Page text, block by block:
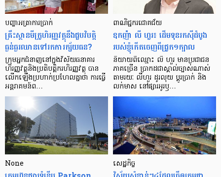
បញ្ហា​អត្រា​ការប្រាក់
គ្រឹះស្ថាន​មីក្រូ​ហិរញ្ញវត្ថុ​នឹង​ជួប​វិបត្តិ​
ធ្ងន់ធ្ងរ​ឈាន​ទៅ​រក​ការ​ក្ស័យធន?
ក្រុម​អ្នក​ជំនាញ​នៅ​ក្នុង​វិស័យ​ធនាគារ
ហិរញ្ញវត្ថុ​និង​ប្រតិបត្តិករ​ហិរញ្ញ​វត្ថុ បាន​​
លើក​ឡើង​ប្រហាក់​ប្រហែល​គ្នា​ថា ការ​ធ្វើ​
អន្តរាគមន៍​ព…
ពាណិជ្ជករជោគជ័យ
ឧកញ៉ា លី ហួរ៖ ដើមទុនរកស៊ីដំបូង
របស់ខ្ញុំកើតចេញពីជ្រូក១ក្បាល
និយាយ​ពី​ឈ្មោះ លី ហួរ មាន​ប្រជាជន​
ភាគ​ច្រើន ប្រាកដ​ជា​ស្គាល់​ច្បាស់​ណាស់
តាមរយៈ លីហួរ ដូរ​លុយ ប្តូរ​បា្រក់ និង​
លក់​មាស នៅ​ផ្សារ​អូរ​ឫ…
None សេដ្ឋកិច្ច​